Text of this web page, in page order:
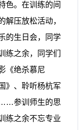
色。在训练的间
解压放松活动，
的生日会，同学
练之余，同学们
《绝杀慕尼
》、聆听杨杭军
参训师生的思
练之余不忘专业